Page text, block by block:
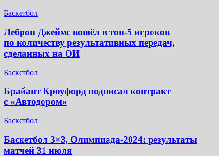
Баскетбол
Леброн Джеймс вошёл в топ-5 игроков
по количеству результативных передач,
сделанных на ОИ
Баскетбол
Брайант Кроуфорд подписал контракт
с «Автодором»
Баскетбол
Баскетбол 3×3, Олимпиада-2024: результаты
матчей 31 июля